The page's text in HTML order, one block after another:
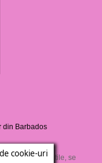
din Barbados
Oistin din Antile, se
cookie-uri